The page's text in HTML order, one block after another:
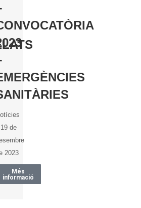
19 de
2023
Més
informació